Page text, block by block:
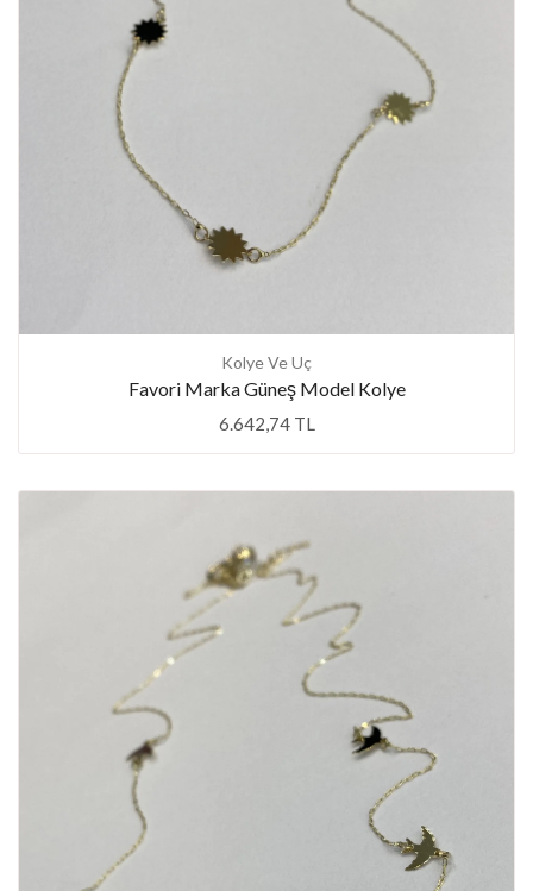
Kolye Ve Uç
Favori Marka Güneş Model Kolye
6.642,74 TL